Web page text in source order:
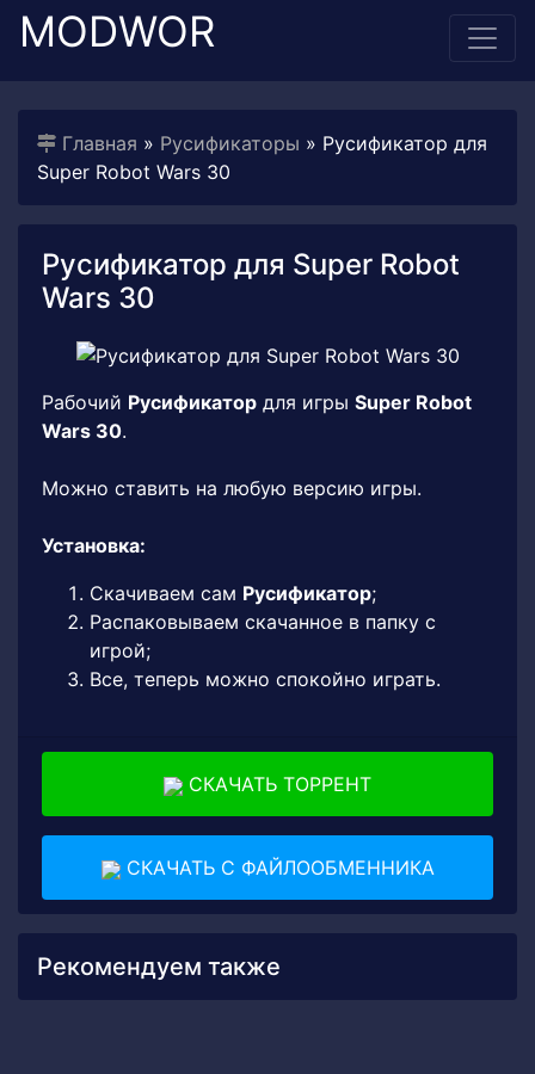
MODWOR
Главная » Русификаторы » Русификатор для
Super Robot Wars 30
Русификатор для Super Robot
Wars 30
Рабочий Русификатор для игры Super Robot
Wars 30.
Можно ставить на любую версию игры.
Установка:
Скачиваем сам Русификатор;
Распаковываем скачанное в папку с
игрой;
Все, теперь можно спокойно играть.
СКАЧАТЬ ТОРРЕНТ
СКАЧАТЬ С ФАЙЛООБМЕННИКА
Рекомендуем также